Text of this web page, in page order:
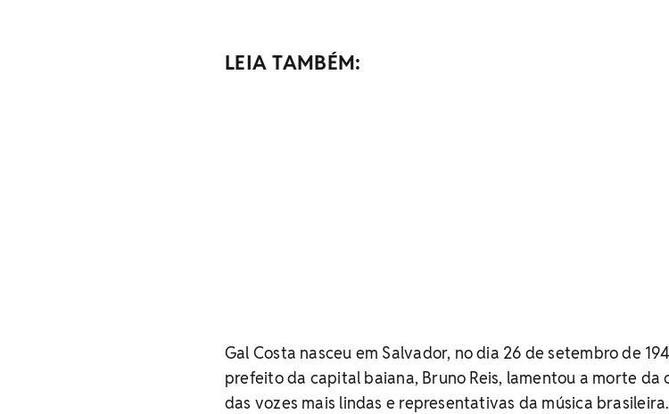
LEIA TAMBÉM:
Gal Costa nasceu em Salvador, no dia 26 de setembro de
prefeito da capital baiana, Bruno Reis, lamentou a morte da
das vozes mais lindas e representativas da música